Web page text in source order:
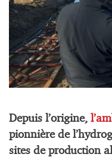
Depuis l’origine,
pionnière de
sites de production